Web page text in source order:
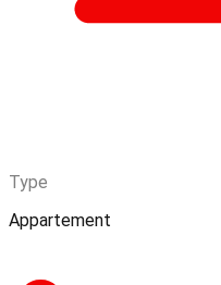
Type
Appartement